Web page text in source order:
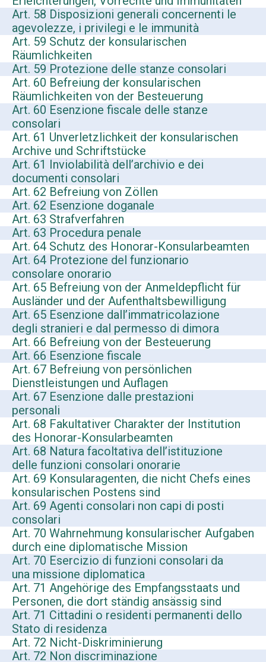
Art. 58 Disposizioni generali concernenti le
agevolezze, i privilegi e le immunità
Art. 59 Schutz der konsularischen
Räumlichkeiten
Art. 59 Protezione delle stanze consolari
Art. 60 Befreiung der konsularischen
Räumlichkeiten von der Besteuerung
Art. 60 Esenzione fiscale delle stanze
consolari
Art. 61 Unverletzlichkeit der konsularischen
Archive und Schriftstücke
Art. 61 Inviolabilità dell’archivio e dei
documenti consolari
Art. 62 Befreiung von Zöllen
Art. 62 Esenzione doganale
Art. 63 Strafverfahren
Art. 63 Procedura penale
Art. 64 Schutz des Honorar-Konsularbeamten
Art. 64 Protezione del funzionario
consolare onorario
Art. 65 Befreiung von der Anmeldepflicht für
Ausländer und der Aufenthaltsbewilligung
Art. 65 Esenzione dall’immatricolazione
degli stranieri e dal permesso di dimora
Art. 66 Befreiung von der Besteuerung
Art. 66 Esenzione fiscale
Art. 67 Befreiung von persönlichen
Dienstleistungen und Auflagen
Art. 67 Esenzione dalle prestazioni
personali
Art. 68 Fakultativer Charakter der Institution
des Honorar-Konsularbeamten
Art. 68 Natura facoltativa dell’istituzione
delle funzioni consolari onorarie
Art. 69 Konsularagenten, die nicht Chefs eines
konsularischen Postens sind
Art. 69 Agenti consolari non capi di posti
consolari
Art. 70 Wahrnehmung konsularischer Aufgaben
durch eine diplomatische Mission
Art. 70 Esercizio di funzioni consolari da
una missione diplomatica
Art. 71 Angehörige des Empfangsstaats und
Personen, die dort ständig ansässig sind
Art. 71 Cittadini o residenti permanenti dello
Stato di residenza
Art. 72 Nicht-Diskriminierung
Art. 72 Non discriminazione